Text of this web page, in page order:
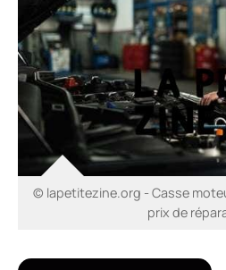
© lapetitezine.org - Casse
prix de